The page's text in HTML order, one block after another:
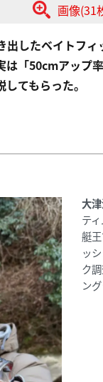
画像(31
したベイトフィ
「50cmアップ
てもらった。
大
テ
艇
ッ
ク
ング